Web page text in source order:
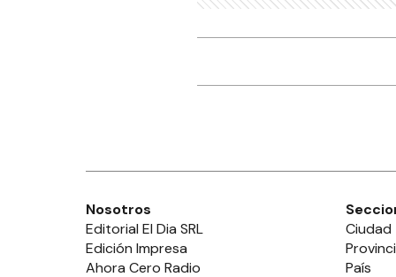
Nosotros
Editorial El Dia SRL
Edición Impresa
Ahora Cero Radio
Ciudad
País